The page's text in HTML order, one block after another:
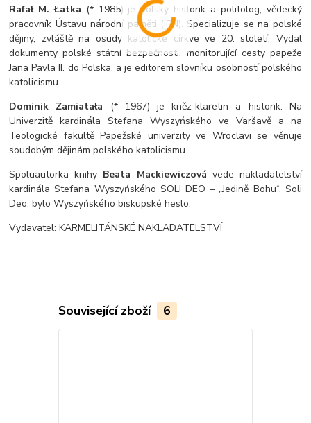
Rafał M. Łatka (* 1985) je polský historik a politolog, vědecký
pracovník Ústavu národní paměti (IPN). Specializuje se na polské
dějiny, zvláště na osudy katolické církve ve 20. století. Vydal
dokumenty polské státní bezpečnosti, monitorující cesty papeže
Jana Pavla II. do Polska, a je editorem slovníku osobností polského
katolicismu.
Dominik Zamiatała (* 1967) je kněz-klaretin a historik. Na
Univerzitě kardinála Stefana Wyszyńského ve Varšavě a na
Teologické fakultě Papežské univerzity ve Wroclavi se věnuje
soudobým dějinám polského katolicismu.
Spoluautorka knihy Beata Mackiewiczová vede nakladatelství
kardinála Stefana Wyszyńského SOLI DEO – „Jedině Bohu“, Soli
Deo, bylo Wyszyńského biskupské heslo.
Vydavatel: KARMELITÁNSKÉ NAKLADATELSTVÍ
Související zboží 6